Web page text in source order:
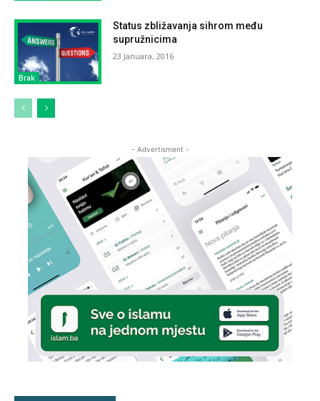
Brak
Status zbližavanja sihrom među
supružnicima
23 Januara, 2016
- Advertisment -